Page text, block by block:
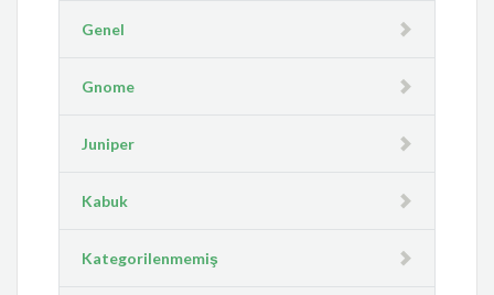
Genel
Gnome
Juniper
Kabuk
Kategorilenmemiş